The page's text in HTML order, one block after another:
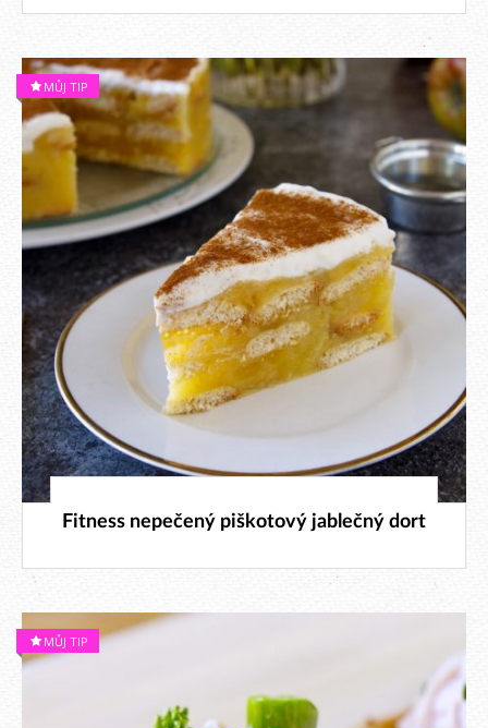
MŮJ TIP
18. 1. 2024
Fitness nepečený piškotový jablečný dort
MŮJ TIP